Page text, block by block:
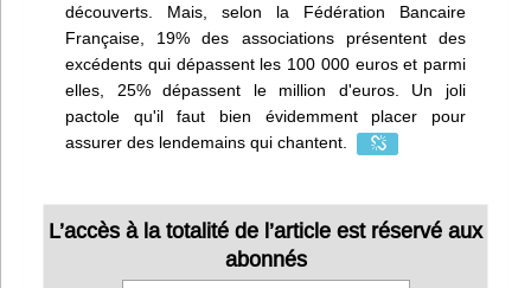
découverts. Mais, selon la Fédération Bancaire
Française, 19% des associations présentent des
excédents qui dépassent les 100 000 euros et parmi
elles, 25% dépassent le million d'euros. Un joli
pactole qu'il faut bien évidemment placer pour
assurer des lendemains qui chantent.
L’accès à la totalité de l’article est réservé aux
abonnés